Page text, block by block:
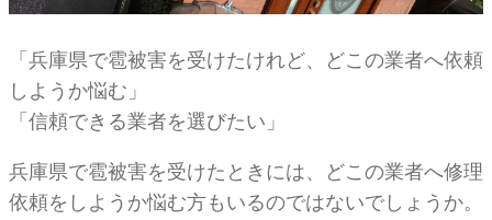
「兵庫県で雹被害を受けたけれど、どこの業者へ依頼
しようか悩む」
「信頼できる業者を選びたい」
兵庫県で雹被害を受けたときには、どこの業者へ修理
依頼をしようか悩む方もいるのではないでしょうか。